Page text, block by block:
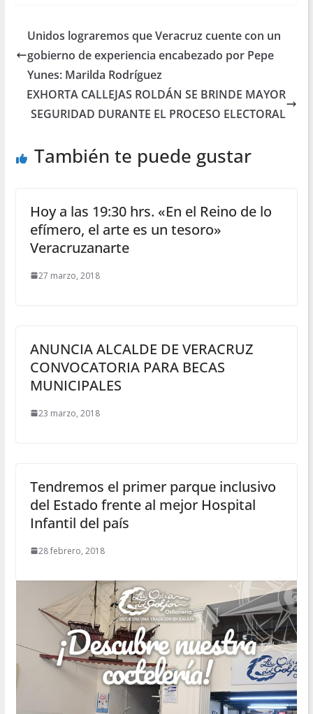
Unidos lograremos que Veracruz cuente con un
gobierno de experiencia encabezado por Pepe
Yunes: Marilda Rodríguez
EXHORTA CALLEJAS ROLDÁN SE BRINDE MAYOR
SEGURIDAD DURANTE EL PROCESO ELECTORAL
También te puede gustar
Hoy a las 19:30 hrs. «En el Reino de lo
efímero, el arte es un tesoro»
Veracruzanarte
27 marzo, 2018
ANUNCIA ALCALDE DE VERACRUZ
CONVOCATORIA PARA BECAS
MUNICIPALES
23 marzo, 2018
Tendremos el primer parque inclusivo
del Estado frente al mejor Hospital
Infantil del país
28 febrero, 2018